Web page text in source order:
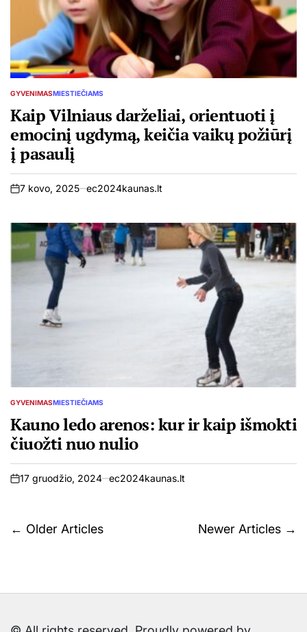
POSTED
GYVENIMASMIESTIEČIAMS
Kaip Vilniaus darželiai, orientuoti į
emocinį ugdymą, keičia vaikų požiūrį
į pasaulį
on
7 kovo, 2025 ec2024kaunas.lt
POSTED
GYVENIMASMIESTIEČIAMS
Kauno ledo arenos: kur ir kaip išmokti
čiuožti nuo nulio
on
17 gruodžio, 2024 ec2024kaunas.lt
Navigacija
← Older Articles Newer Articles →